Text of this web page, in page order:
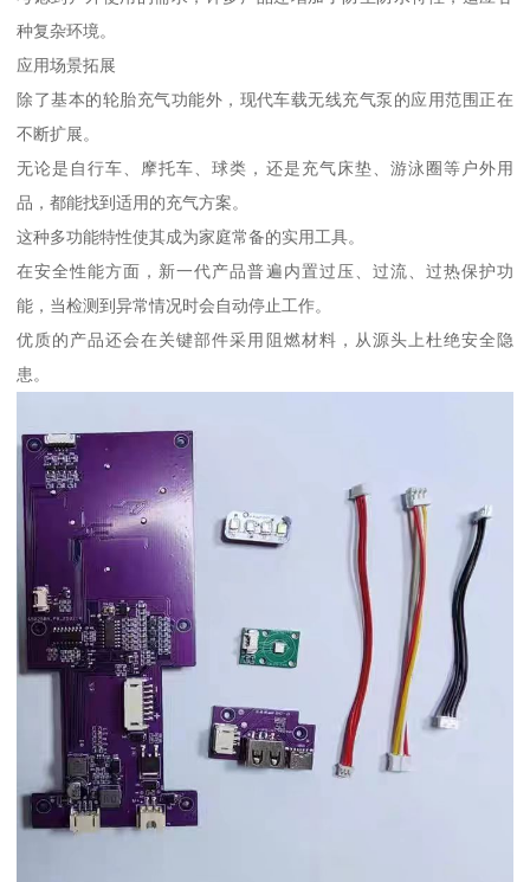
种复杂环境。
应用场景拓展
除了基本的轮胎充气功能外，现代车载无线充气泵的应用范围正在
不断扩展。
无论是自行车、摩托车、球类，还是充气床垫、游泳圈等户外用
品，都能找到适用的充气方案。
这种多功能特性使其成为家庭常备的实用工具。
在安全性能方面，新一代产品普遍内置过压、过流、过热保护功
能，当检测到异常情况时会自动停止工作。
优质的产品还会在关键部件采用阻燃材料，从源头上杜绝安全隐
患。